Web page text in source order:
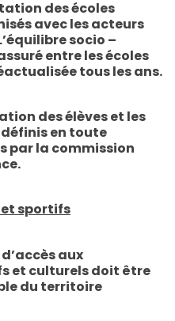
des écoles
avec les acteurs
socio –
entre les écoles
tous les ans.
des élèveset les
en toute
par la commission
sportifs
aux
et culturelsdoit être
du territoire